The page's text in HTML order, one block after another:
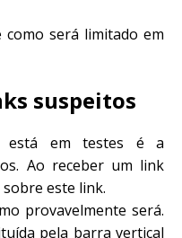
será limitado em
suspeitos
está em testes é a
Ao receber um link
este link.
provavelmente será.
pela barra vertical